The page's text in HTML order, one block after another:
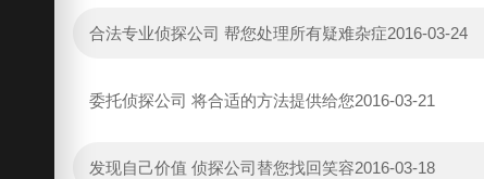
合法专业侦探公司 帮您处理所有疑难杂症2016-03-24
委托侦探公司 将合适的方法提供给您2016-03-21
发现自己价值 侦探公司替您找回笑容2016-03-18